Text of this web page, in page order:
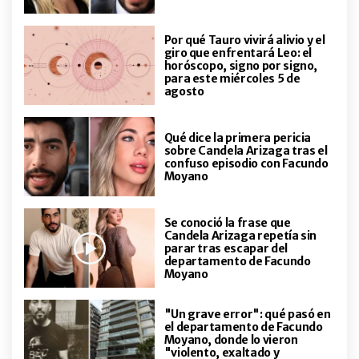
Por qué Tauro vivirá alivio y el
giro que enfrentará Leo: el
horóscopo, signo por signo,
para este miércoles 5 de
agosto
Qué dice la primera pericia
sobre Candela Arizaga tras el
confuso episodio con Facundo
Moyano
Se conoció la frase que
Candela Arizaga repetía sin
parar tras escapar del
departamento de Facundo
Moyano
"Un grave error": qué pasó en
el departamento de Facundo
Moyano, donde lo vieron
"violento, exaltado y
tiempo todos los días (y te
ordenan la vida sin esfuerzo)
LIFESTYLE
Qué significa cuando tu planta
tiene las puntas de las hojas
secas y cómo identificar la causa
ENTRETENIMIENTO
La reacción de Manuel Ibero al
enterarse dentro de Gran
Ámbar
HOROSCOPO
Las 12 predicciones de Ludovica
Squirru para agosto, "el mes de la
energía del Mono"
ACTUALIDAD
La maravillosa historia de Patricio